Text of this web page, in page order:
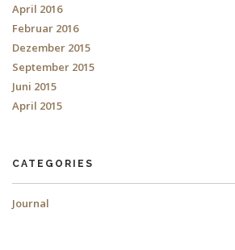
April 2016
Februar 2016
Dezember 2015
September 2015
Juni 2015
April 2015
CATEGORIES
Journal